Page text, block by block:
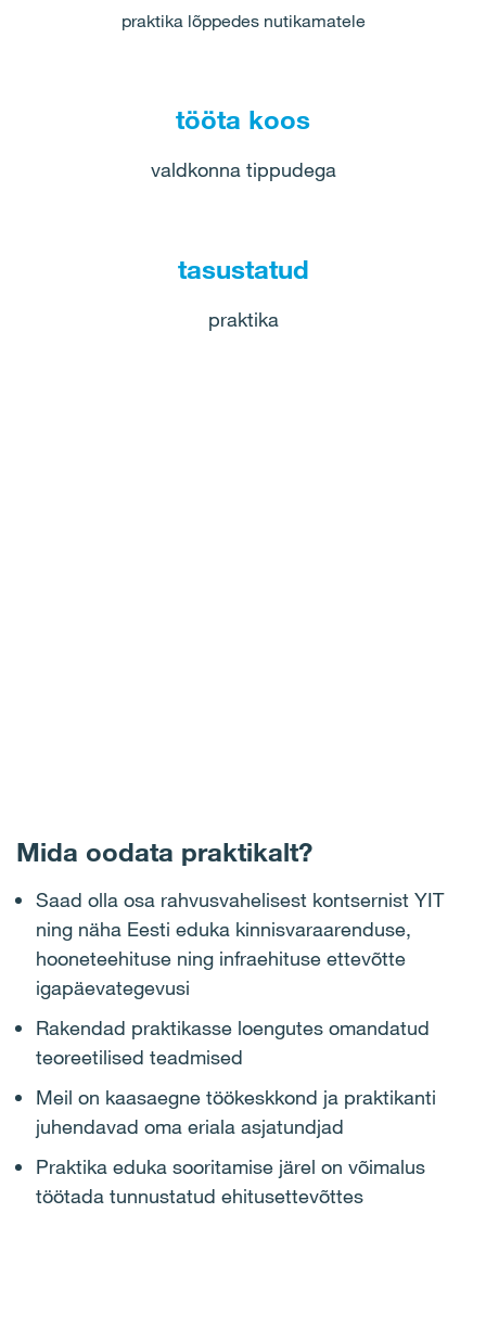
praktika lõppedes nutikamatele
tööta koos
valdkonna tippudega
tasustatud
praktika
Mida oodata praktikalt?
Saad olla osa rahvusvahelisest kontsernist YIT
ning näha Eesti eduka kinnisvaraarenduse,
hooneteehituse ning infraehituse ettevõtte
igapäevategevusi
Rakendad praktikasse loengutes omandatud
teoreetilised teadmised
Meil on kaasaegne töökeskkond ja praktikanti
juhendavad oma eriala asjatundjad
Praktika eduka sooritamise järel on võimalus
töötada tunnustatud ehitusettevõttes